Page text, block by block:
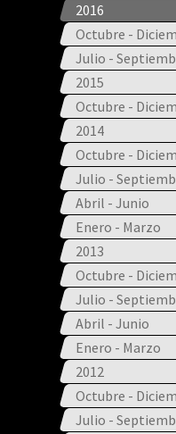
2016
Octubre -
Julio -
2015
Octubre -
2014
Octubre -
Julio -
Abril - Junio
Enero - Marzo
2013
Octubre -
Julio -
Abril - Junio
Enero - Marzo
2012
Octubre -
Julio -